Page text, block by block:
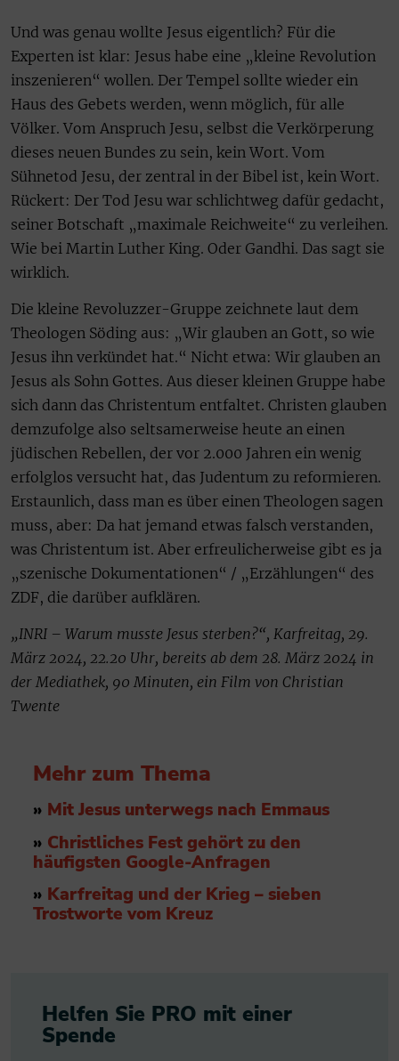
Und was genau wollte Jesus eigentlich? Für die
Experten ist klar: Jesus habe eine „kleine Revolution
inszenieren“ wollen. Der Tempel sollte wieder ein
Haus des Gebets werden, wenn möglich, für alle
Völker. Vom Anspruch Jesu, selbst die Verkörperung
dieses neuen Bundes zu sein, kein Wort. Vom
Sühnetod Jesu, der zentral in der Bibel ist, kein Wort.
Rückert: Der Tod Jesu war schlichtweg dafür gedacht,
seiner Botschaft „maximale Reichweite“ zu verleihen.
Wie bei Martin Luther King. Oder Gandhi. Das sagt sie
wirklich.
Die kleine Revoluzzer-Gruppe zeichnete laut dem
Theologen Söding aus: „Wir glauben an Gott, so wie
Jesus ihn verkündet hat.“ Nicht etwa: Wir glauben an
Jesus als Sohn Gottes. Aus dieser kleinen Gruppe habe
sich dann das Christentum entfaltet. Christen glauben
demzufolge also seltsamerweise heute an einen
jüdischen Rebellen, der vor 2.000 Jahren ein wenig
erfolglos versucht hat, das Judentum zu reformieren.
Erstaunlich, dass man es über einen Theologen sagen
muss, aber: Da hat jemand etwas falsch verstanden,
was Christentum ist. Aber erfreulicherweise gibt es ja
„szenische Dokumentationen“ / „Erzählungen“ des
ZDF, die darüber aufklären.
„INRI – Warum musste Jesus sterben?“, Karfreitag, 29.
März 2024, 22.20 Uhr, bereits ab dem 28. März 2024 in
der Mediathek, 90 Minuten, ein Film von Christian
Twente
Mehr zum Thema
» Mit Jesus unterwegs nach Emmaus
» Christliches Fest gehört zu den
häufigsten Google-Anfragen
» Karfreitag und der Krieg – sieben
Trostworte vom Kreuz
Helfen Sie PRO mit einer
Spende